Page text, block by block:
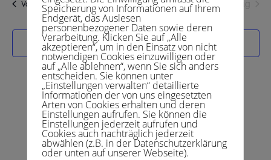
Vorheriger Tag
Nächster Tag
Kalender abonnieren
Speicherung von Informationen auf Ihrem
Endgerät, das Auslesen
personenbezogener Daten sowie deren
Verarbeitung. Klicken Sie auf „Alle
akzeptieren“, um in den Einsatz von nicht
notwendigen Cookies einzuwilligen oder
auf „Alle ablehnen“, wenn Sie sich anders
entscheiden. Sie können unter
„Einstellungen verwalten“ detaillierte
Informationen der von uns eingesetzten
Arten von Cookies erhalten und deren
Einstellungen aufrufen. Sie können die
Einstellungen jederzeit aufrufen und
Cookies auch nachträglich jederzeit
abwählen (z.B. in der Datenschutzerklärung
oder unten auf unserer Webseite).